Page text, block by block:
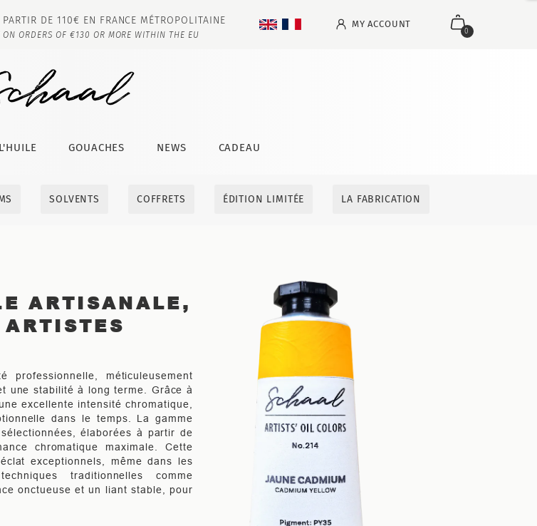
0
MY ACCOUNT
DE 110€ EN FRANCE MÉTROPOLITAINE
ORDERS OF €130 OR MORE WITHIN THE EU
GOUACHES NEWS CADEAU
SOLVENTS COFFRETS ÉDITION LIMITÉE LA FABRICATION
ARTISANALE,
méticuleusement
une stabilité à long terme. Grâce à
excellente intensité chromatique,
dans le temps. La gamme
élaborées à partir de
chromatique maximale. Cette
exceptionnels, même dans les
traditionnelles comme
onctueuse et un liant stable, pour